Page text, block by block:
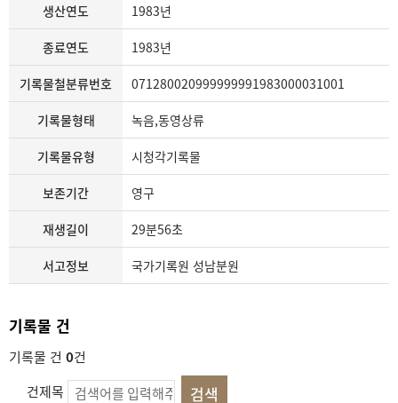
생산연도 1983년
종료연도 1983년
기록물철분류번호 071280020999999991983000031001
기록물형태 녹음,동영상류
기록물유형 시청각기록물
보존기간 영구
재생길이 29분56초
서고정보 국가기록원 성남분원
기록물 건
기록물 건 0건
건제목